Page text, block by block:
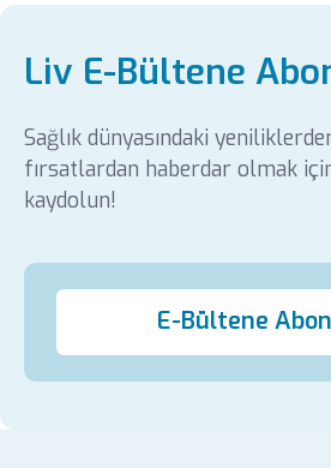
Liv E-Bültene
Sağlık dünyasındaki
fırsatlardan haberdar olmak
kaydolun!
E-Bültene